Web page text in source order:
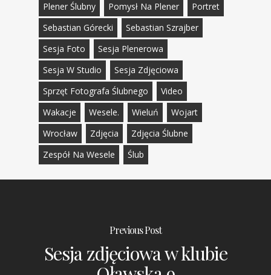
Plener Ślubny
Pomysł Na Plener
Portret
Sebastian Górecki
Sebastian Szrajber
Sesja Foto
Sesja Plenerowa
Sesja W Studio
Sesja Zdjęciowa
Sprzęt Fotografa Ślubnego
Video
Wakacje
Wesele. Wieluń
Wojart
Wrocław
Zdjęcia
Zdjęcia Ślubne
Zespół Na Wesele
Ślub
Previous Post
Sesja zdjęciowa w klubie